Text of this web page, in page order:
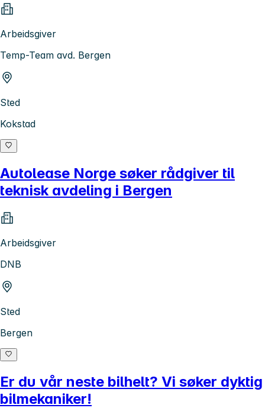
Arbeidsgiver
Temp-Team avd. Bergen
Sted
Kokstad
Autolease Norge søker rådgiver til
teknisk avdeling i Bergen
Arbeidsgiver
DNB
Sted
Bergen
Er du vår neste bilhelt? Vi søker dyktig
bilmekaniker!